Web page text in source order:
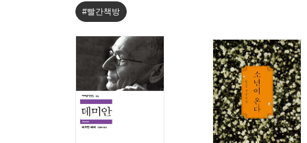
#빨간책방